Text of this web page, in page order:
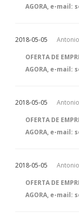
AGORA, e-mail:
2018-05-05
OFERTA DE
AGORA, e-mail:
2018-05-05
OFERTA DE
AGORA, e-mail:
2018-05-05
OFERTA DE
AGORA, e-mail: